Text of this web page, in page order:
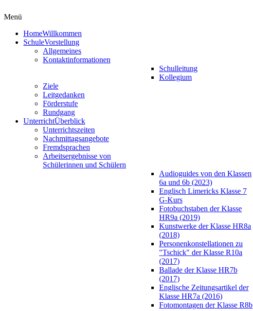
Menü
HomeWillkommen
SchuleVorstellung
Allgemeines
Kontaktinformationen
Schulleitung
Kollegium
Ziele
Leitgedanken
Förderstufe
Rundgang
UnterrichtÜberblick
Unterrichtszeiten
Nachmittagsangebote
Fremdsprachen
Arbeitsergebnisse von
Schülerinnen und Schülern
Audioguides von den Klassen
6a und 6b (2023)
Englisch Limericks Klasse 7
G-Kurs
Fotobuchstaben der Klasse
HR9a (2019)
Kunstwerke der Klasse HR8a
(2018)
Personenkonstellationen zu
"Tschick" der Klasse R10a
(2017)
Ballade der Klasse HR7b
(2017)
Englische Zeitungsartikel der
Klasse HR7a (2016)
Fotomontagen der Klasse R8b